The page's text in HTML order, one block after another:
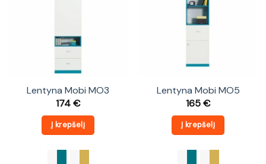
Lentyna Mobi MO3
174€
Į krepšelį
Lentyna Mobi MO5
165€
Į krepšelį